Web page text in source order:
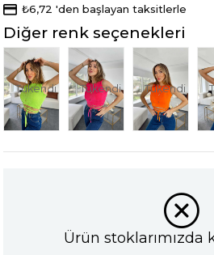
₺6,72 'den başlayan taksitlerle
Diğer renk seçenekleri
Tükendi Tükendi Tükendi
Ürün stoklarımızda